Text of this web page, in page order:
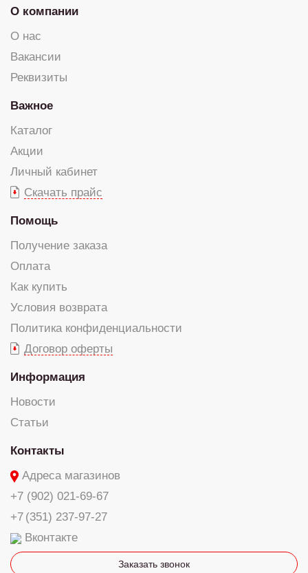
О компании
О нас
Вакансии
Реквизиты
Важное
Каталог
Акции
Личный кабинет
Скачать прайс
Помощь
Получение заказа
Оплата
Как купить
Условия возврата
Политика конфиденциальности
Договор оферты
Информация
Новости
Статьи
Контакты
Адреса магазинов
+7 (902) 021-69-67
+7 (351) 237-97-27
Вконтакте
Заказать звонок